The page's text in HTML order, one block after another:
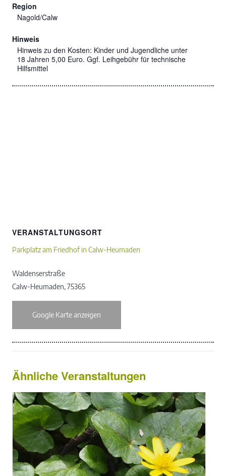
Region
Nagold/Calw
Hinweis
Hinweis zu den Kosten: Kinder und Jugendliche unter
18 Jahren 5,00 Euro. Ggf. Leihgebühr für technische
Hilfsmittel
VERANSTALTUNGSORT
Parkplatz am Friedhof in Calw-Heumaden
Waldenserstraße
Calw-Heumaden,75365
Google Karte anzeigen
Ähnliche Veranstaltungen